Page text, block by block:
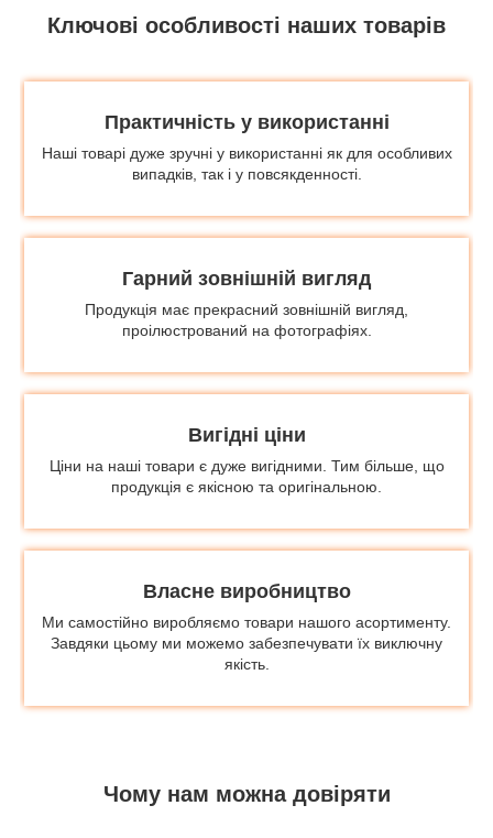
Ключові особливості наших товарів
Практичність у використанні
Наші товарі дуже зручні у використанні як для особливих
випадків, так і у повсякденності.
Гарний зовнішній вигляд
Продукція має прекрасний зовнішній вигляд,
проілюстрований на фотографіях.
Вигідні ціни
Ціни на наші товари є дуже вигідними. Тим більше, що
продукція є якісною та оригінальною.
Власне виробництво
Ми самостійно виробляємо товари нашого асортименту.
Завдяки цьому ми можемо забезпечувати їх виключну
якість.
Чому нам можна довіряти